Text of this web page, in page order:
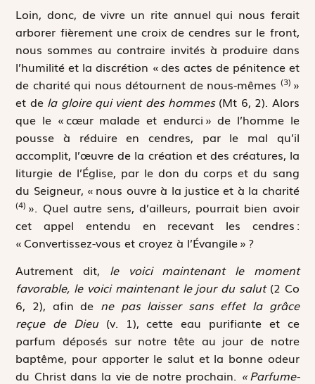
Loin, donc, de vivre un rite annuel qui nous ferait
arborer fièrement une croix de cendres sur le front,
nous sommes au contraire invités à produire dans
l’humilité et la discrétion « des actes de pénitence et
de charité qui nous détournent de nous-mêmes (3) »
et de la gloire qui vient des hommes(Mt 6, 2). Alors
que le « cœur malade et endurci » de l’homme le
pousse à réduire en cendres, par le mal qu’il
accomplit, l’œuvre de la création et des créatures, la
liturgie de l’Église, par le don du corps et du sang
du Seigneur, « nous ouvre à la justice et à la charité
(4) ». Quel autre sens, d’ailleurs, pourrait bien avoir
cet appel entendu en recevant les cendres :
« Convertissez-vous et croyez à l’Évangile » ?
Autrement dit, le voici maintenant le moment
favorable, le voici maintenant le jour du salut(2 Co
6, 2), afin de ne pas laisser sans effet la grâce
reçue de Dieu(v. 1), cette eau purifiante et ce
parfum déposés sur notre tête au jour de notre
baptême, pour apporter le salut et la bonne odeur
du Christ dans la vie de notre prochain. « Parfume-